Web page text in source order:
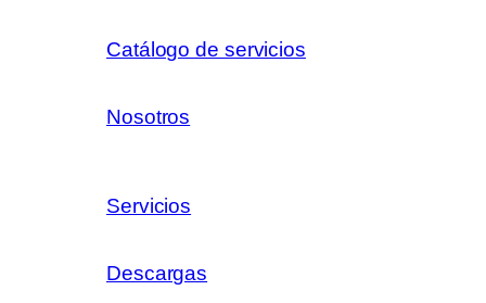
Catálogo de servicios
Nosotros
Servicios
Descargas